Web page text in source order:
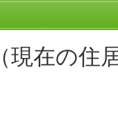
現在の住